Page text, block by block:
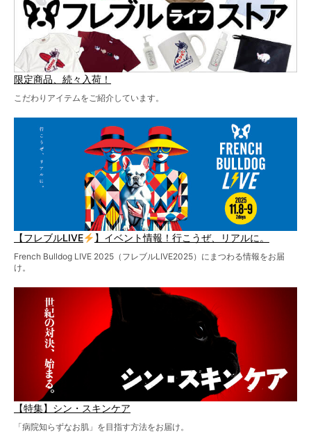
限定商品、続々入荷！
こだわりアイテムをご紹介しています。
【フレブルLIVE 】イベント情報！行こうぜ、リアルに。
French Bulldog LIVE 2025（フレブルLIVE2025）にまつわる情報をお届
け。
【特集】シン・スキンケア
「病院知らずなお肌」を目指す方法をお届け。